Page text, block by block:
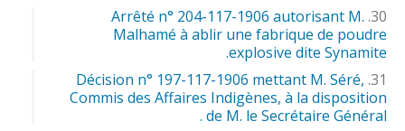
Arrêté n° 204-117-1906 autorisant M.
Malhamé à ablir une fabrique de poudre
explosive dite Synamite.
Décision n° 197-117-1906 mettant M. Séré,
Commis des Affaires Indigènes, à la disposition
de M. le Secrétaire Général .